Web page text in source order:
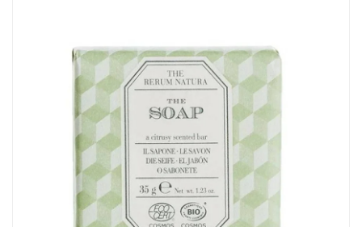
Hygiène mains 
Alimentaire & jetable 
Équipement cuisine pro 
PROMOTION